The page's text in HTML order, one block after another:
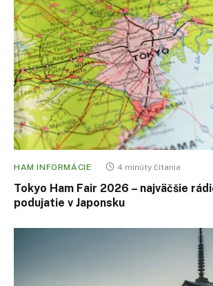
HAM INFORMÁCIE 4 minúty čítania
Tokyo Ham Fair 2026 – najväčšie
podujatie v Japonsku